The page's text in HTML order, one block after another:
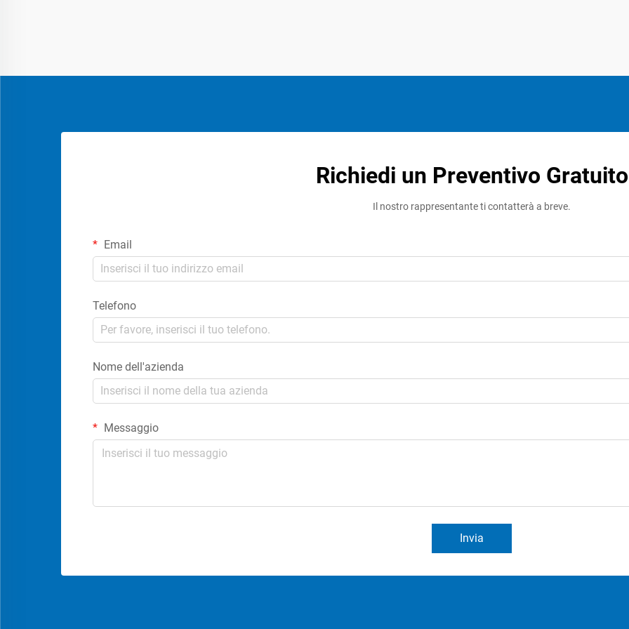
Richiedi un Preventivo Gratuito
Il nostro rappresentante ti contatterà a breve.
Email
Telefono
Nome dell'azienda
Messaggio
Invia